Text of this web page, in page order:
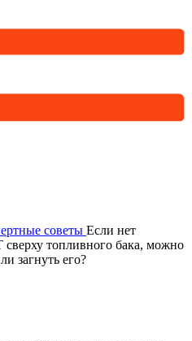
советы Если нет
топливного бака, можно
загнуть его?